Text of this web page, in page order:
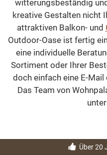
witterungsbeständig
kreative Gestalten nicht
attraktiven Balkon- und
Outdoor-Oase ist fertig
eine individuelle
Sortiment oder Ihrer
doch einfach eine E-
Das Team von
Über 20